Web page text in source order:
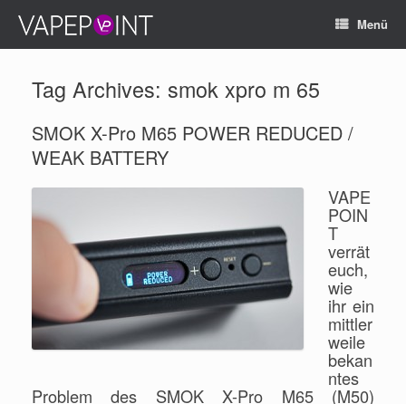
Menü
Tag Archives: smok xpro m 65
SMOK X-Pro M65 POWER REDUCED /
WEAK BATTERY
VAPE
POIN
T
verrät
euch,
wie
ihr ein
mittler
weile
bekan
ntes
Problem des SMOK X-Pro M65 (M50)